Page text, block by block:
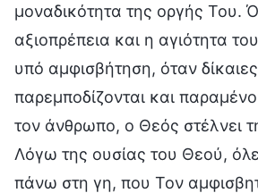
μοναδικότητα της οργής Του.
αξιοπρέπεια και η αγιότητα
υπό αμφισβήτηση, όταν
παρεμποδίζονται και
τον άνθρωπο, ο Θεός στέλνει
Λόγω της ουσίας του Θεού,
πάνω στη γη, που Τον